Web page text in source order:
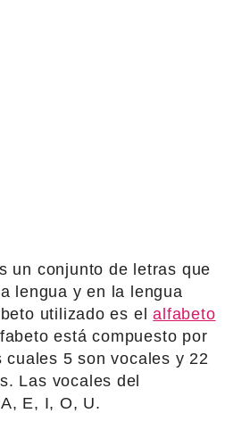
un conjunto de letras que
lengua y en la lengua
utilizado es elalfabeto
está compuesto por
cuales 5 son vocales y 22
Las vocales del
E, I, O, U.